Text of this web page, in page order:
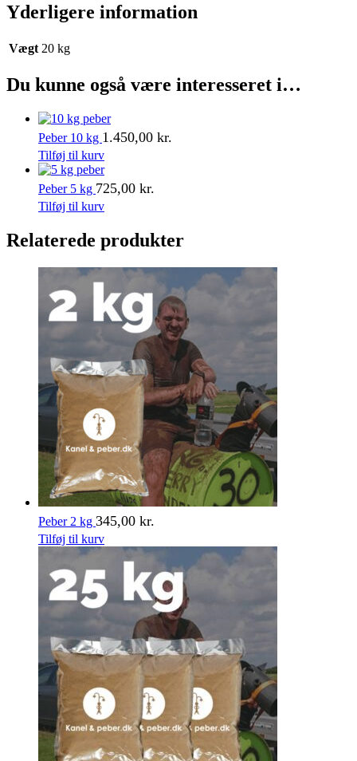
Yderligere information
Vægt 20 kg
Du kunne også være interesseret i…
Peber 10 kg 1.450,00 kr.
Tilføj til kurv
Peber 5 kg 725,00 kr.
Tilføj til kurv
Relaterede produkter
Peber 2 kg 345,00 kr.
Tilføj til kurv